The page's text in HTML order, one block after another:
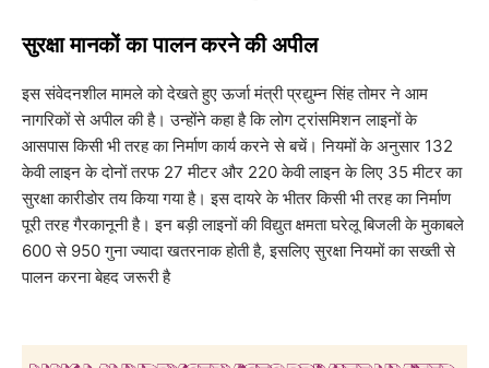
​सुरक्षा मानकों का पालन करने की अपील
​इस संवेदनशील मामले को देखते हुए ऊर्जा मंत्री प्रद्युम्न सिंह तोमर ने आम
नागरिकों से अपील की है। उन्होंने कहा है कि लोग ट्रांसमिशन लाइनों के
आसपास किसी भी तरह का निर्माण कार्य करने से बचें। नियमों के अनुसार 132
केवी लाइन के दोनों तरफ 27 मीटर और 220 केवी लाइन के लिए 35 मीटर का
सुरक्षा कारीडोर तय किया गया है। इस दायरे के भीतर किसी भी तरह का निर्माण
पूरी तरह गैरकानूनी है। इन बड़ी लाइनों की विद्युत क्षमता घरेलू बिजली के मुकाबले
600 से 950 गुना ज्यादा खतरनाक होती है, इसलिए सुरक्षा नियमों का सख्ती से
पालन करना बेहद जरूरी है